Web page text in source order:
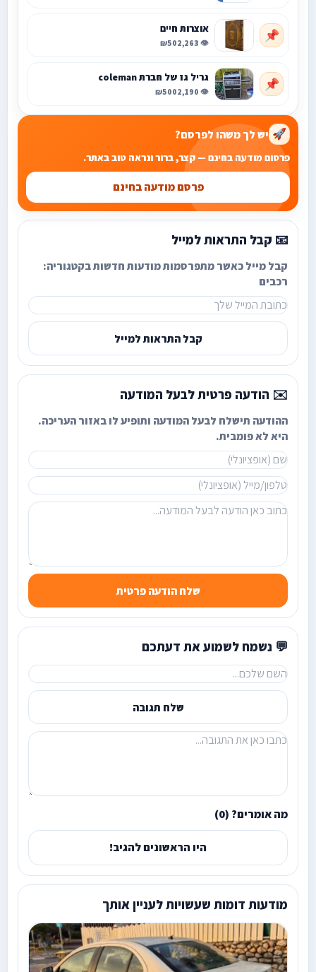
📌 אוצרות חיים
👁️ 2,263
₪50
📌 גריל גז של חברת coleman
👁️ 2,190
₪500
🚀 יש לך משהו לפרסם?
פרסום מודעה בחינם — קצר, ברור ונראה טוב באתר.
פרסם מודעה בחינם
📧 קבל התראות למייל
קבל מייל כאשר מתפרסמות מודעות חדשות בקטגוריה:
רכבים
קבל התראות למייל
✉️ הודעה פרטית לבעל המודעה
ההודעה תישלח לבעל המודעה ותופיע לו באזור העריכה.
היא לא פומבית.
שלח הודעה פרטית
💬 נשמח לשמוע את דעתכם
שלח תגובה
מה אומרים? (0)
היו הראשונים להגיב!
מודעות דומות שעשויות לעניין אותך